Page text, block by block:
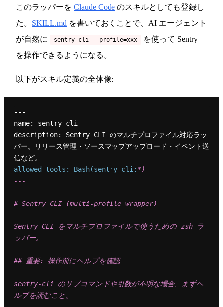
このラッパーを Claude Code のスキルとしても登録し
た。 SKILL.md を書いておくことで、AI エージェント
が自然に
sentry-cli --profile=xxx
を使って Sentry
を操作できるようになる。
以下がスキル定義の全体像:
---
name: sentry-cli
description: Sentry CLI のマルチプロファイル対応ラッ
パー。リリース管理・ソースマップアップロード・イベント送
allowed-tools: Bash(sentry-cli: *)
---
# Sentry CLI (multi-profile wrapper)
Sentry CLI をマルチプロファイルで使うための zsh ラ
ッパー。
## 重要: 操作前にヘルプを確認
sentry-cli のサブコマンドや引数が不明な場合、まずヘ
ルプを読むこと。